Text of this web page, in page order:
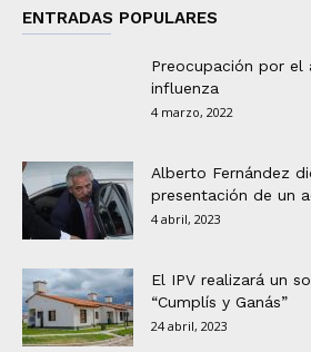
ENTRADAS POPULARES
Preocupación por el
influenza
4 marzo, 2022
Alberto Fernández
presentación de un
4 abril, 2023
El IPV realizará un
“Cumplís y Ganás”
24 abril, 2023